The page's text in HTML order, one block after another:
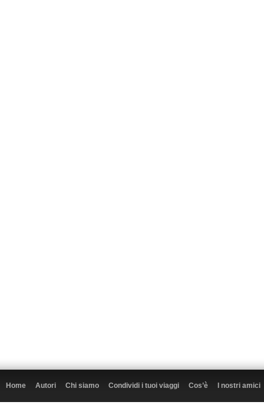
Home Autori Chi siamo Condividi i tuoi viaggi Cos’è I nostri amici